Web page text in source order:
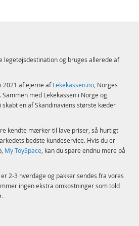
legetøjsdestination og bruges allerede af
2021 af ejerne afLekekassen.no, Norges
med Lekekassen i Norge og
skabt en af Skandinaviens største kæder
kendte mærker til lave priser, så hurtigt
bedste kundeservice. Hvis du er
My ToySpace, kan du spare endnu mere på
2-3 hverdage og pakker sendes fra vores
ingen ekstra omkostninger som told